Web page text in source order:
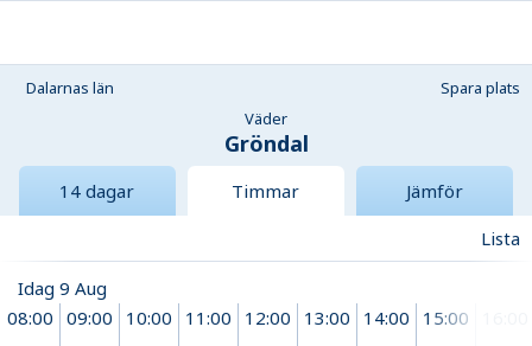
Dalarnas län
Spara plats
Väder
Gröndal
14 dagar Timmar
Jämför
Lista
Idag 9 Aug
08:00 09:00 10:00 11:00 12:00 13:00 14:00 15:00